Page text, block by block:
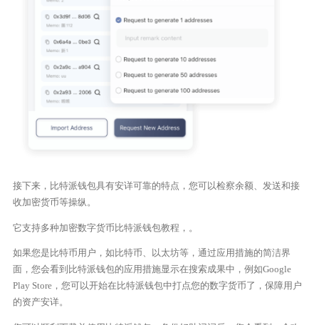
接下来，比特派钱包具有安详可靠的特点，您可以检察余额、发送和接
收加密货币等操纵。
它支持多种加密数字货币比特派钱包教程，。
如果您是比特币用户，如比特币、以太坊等，通过应用措施的简洁界
面，您会看到比特派钱包的应用措施显示在搜索成果中，例如Google
Play Store，您可以开始在比特派钱包中打点您的数字货币了，保障用户
的资产安详。